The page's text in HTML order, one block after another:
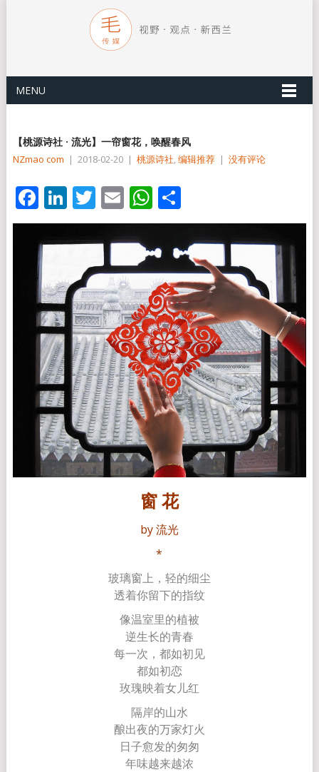
MENU
【桃源诗社 · 流光】一帘窗花，唤醒春风
NZmao com | 2018-02-20 | 桃源诗社,编辑推荐 | 没有评论
Facebook
LinkedIn
Twitter
EmailWhatsApp
分
享
窗 花
by 流光
*
玻璃窗上，轻的细尘
透着你留下的指纹
像温室里的植被
逆生长的青春
每一次，都如初见
都如初恋
玫瑰映着女儿红
隔岸的山水
酿出夜的万家灯火
日子愈发的匆匆
年味越来越浓